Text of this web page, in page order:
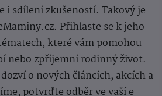
i sdílení zkušeností. Takový je
Přihlaste se k jeho
které vám pomohou
nebo zpříjemní rodinný život.
o nových článcích, akcích a
potvrďte odběr ve vaší e-